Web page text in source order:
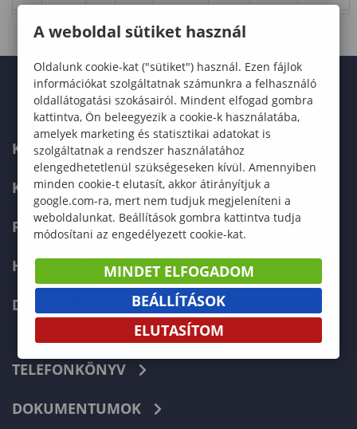
KARUNK
KÉPZÉSEK
FELVÉTELIZŐKNEK
HALLGATÓKNAK
DOKTORI ISKOLA
TELEFONKÖNYV
DOKUMENTUMOK
A weboldal sütiket használ
Oldalunk cookie-kat ("sütiket") használ. Ezen fájlok
információkat szolgáltatnak számunkra a felhasználó
oldallátogatási szokásairól. Mindent elfogad gombra
kattintva, Ön beleegyezik a cookie-k használatába,
amelyek marketing és statisztikai adatokat is
szolgáltatnak a rendszer használatához
elengedhetetlenül szükségeseken kívül. Amennyiben
minden cookie-t elutasít, akkor átirányítjuk a
google.com-ra, mert nem tudjuk megjeleníteni a
weboldalunkat. Beállítások gombra kattintva tudja
módosítani az engedélyezett cookie-kat.
MINDET ELFOGADOM
BEÁLLÍTÁSOK
ELUTASÍTOM